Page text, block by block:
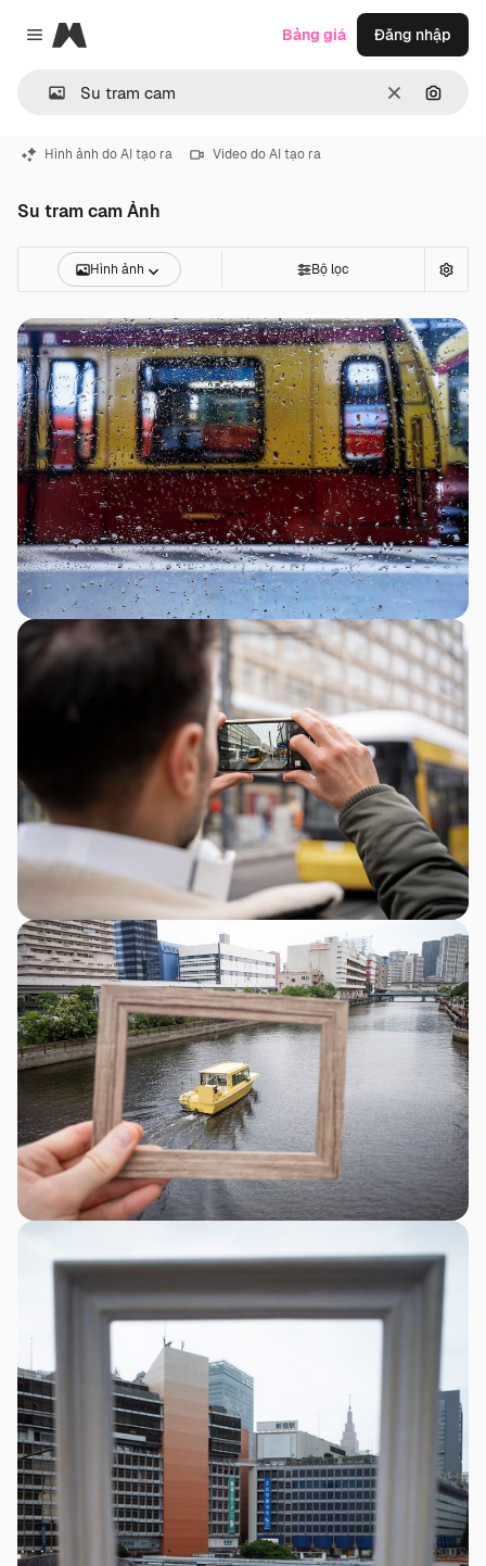
Close menu
Magnific
ThôngTìm
Bảng giá Đăng nhập
Hình ảnh do AI tạo ra Video do AI tạo ra
Su tram cam Ảnh
Hình ảnh Bộ lọc